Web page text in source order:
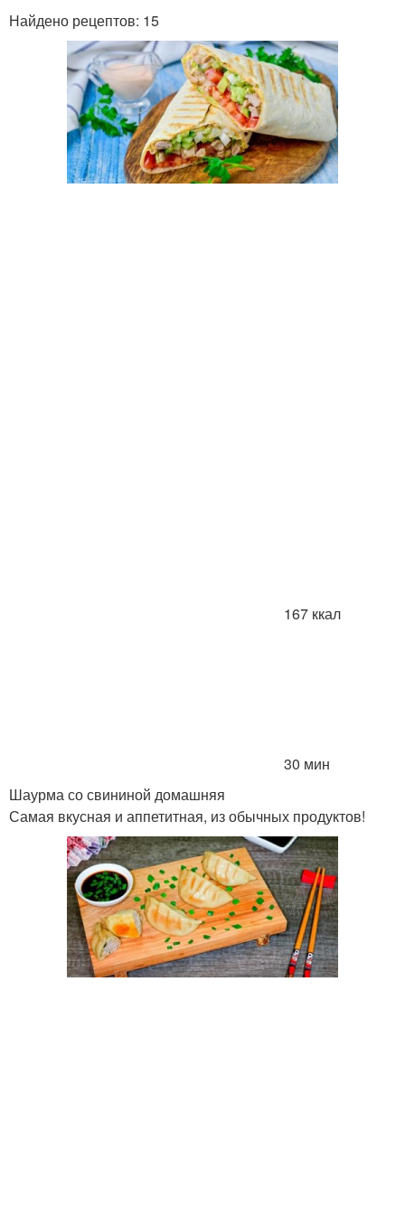
Найдено рецептов: 15
167 ккал
30 мин
Шаурма со свининой домашняя
Самая вкусная и аппетитная, из обычных продуктов!